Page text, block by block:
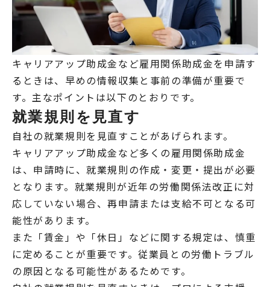
キャリアアップ助成金など雇用関係助成金を申請す
るときは、早めの情報収集と事前の準備が重要で
す。主なポイントは以下のとおりです。
就業規則を見直す
自社の就業規則を見直すことがあげられます。
キャリアアップ助成金など多くの雇用関係助成金
は、申請時に、就業規則の作成・変更・提出が必要
となります。就業規則が近年の労働関係法改正に対
応していない場合、再申請または支給不可となる可
能性があります。
また「賃金」や「休日」などに関する規定は、慎重
に定めることが重要です。従業員との労働トラブル
の原因となる可能性があるためです。